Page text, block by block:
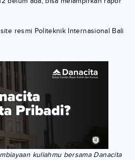
resmi Politeknik Internasional Bali
kuliahmu bersama Danacita